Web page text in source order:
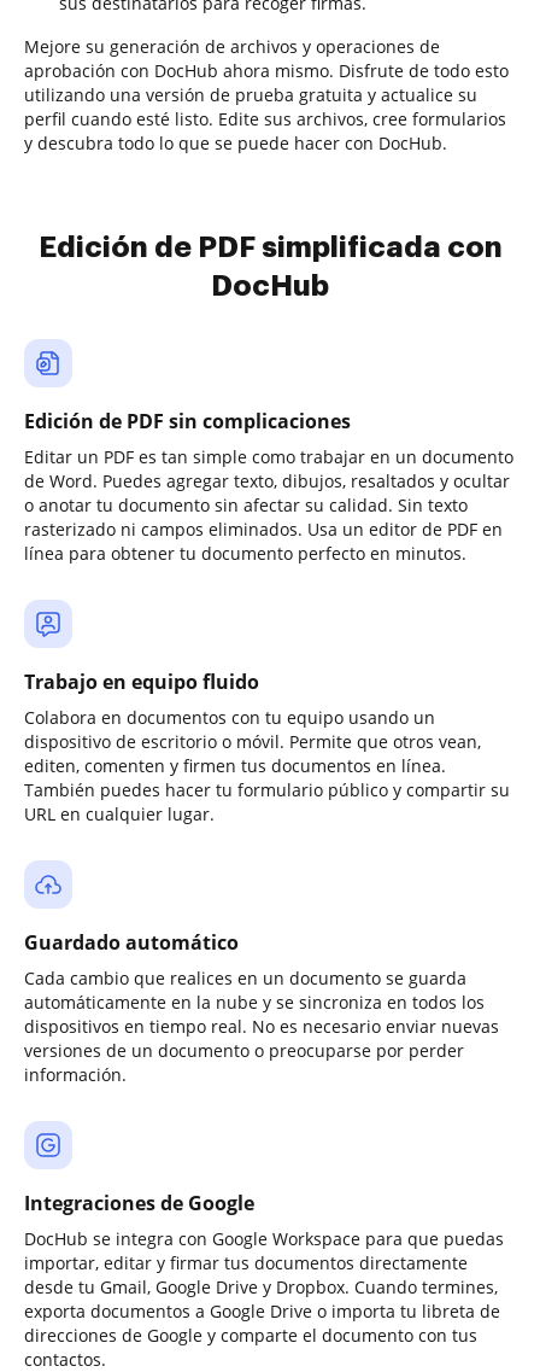
Mejore su generación de archivos y operaciones de
aprobación con DocHub ahora mismo. Disfrute de todo esto
utilizando una versión de prueba gratuita y actualice su
perfil cuando esté listo. Edite sus archivos, cree formularios
y descubra todo lo que se puede hacer con DocHub.
Edición de PDF simplificada con
DocHub
Edición de PDF sin complicaciones
Editar un PDF es tan simple como trabajar en un documento
de Word. Puedes agregar texto, dibujos, resaltados y ocultar
o anotar tu documento sin afectar su calidad. Sin texto
rasterizado ni campos eliminados. Usa un editor de PDF en
línea para obtener tu documento perfecto en minutos.
Trabajo en equipo fluido
Colabora en documentos con tu equipo usando un
dispositivo de escritorio o móvil. Permite que otros vean,
editen, comenten y firmen tus documentos en línea.
También puedes hacer tu formulario público y compartir su
URL en cualquier lugar.
Guardado automático
Cada cambio que realices en un documento se guarda
automáticamente en la nube y se sincroniza en todos los
dispositivos en tiempo real. No es necesario enviar nuevas
versiones de un documento o preocuparse por perder
información.
Integraciones de Google
DocHub se integra con Google Workspace para que puedas
importar, editar y firmar tus documentos directamente
desde tu Gmail, Google Drive y Dropbox. Cuando termines,
exporta documentos a Google Drive o importa tu libreta de
direcciones de Google y comparte el documento con tus
contactos.